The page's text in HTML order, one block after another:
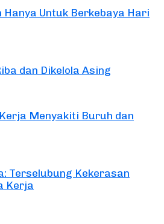
Untuk Berkebaya Hari
dan Dikelola Asing
Menyakiti Buruh dan
Terselubung Kekerasan
Kerja